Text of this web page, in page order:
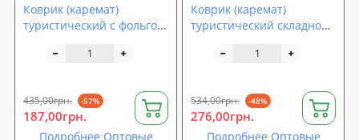
Коврик (каремат)
туристический с фольгой
(MS 1499)
435,00грн. -57%
187,00грн.
Подробнее Оптовые
Коврик (каремат)
туристический складной
534,00грн. -48%
276,00грн.
Подробнее Оптовые